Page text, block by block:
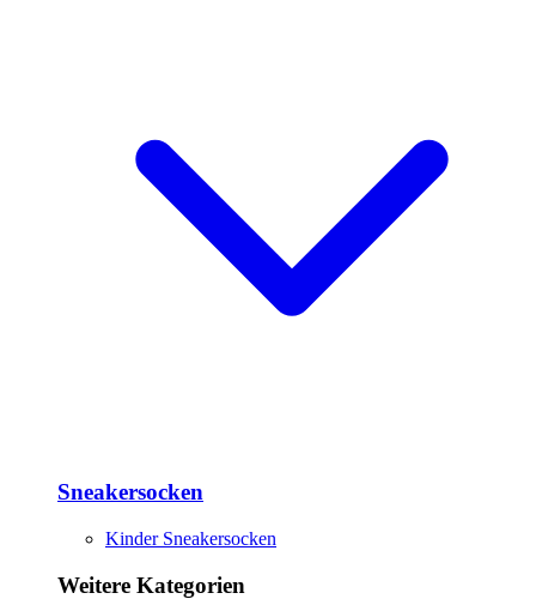
Sneakersocken
Kinder Sneakersocken
Weitere Kategorien